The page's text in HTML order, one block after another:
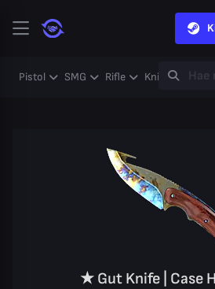
Pistol SMG Rifle Knife
★ Gut Knife | Case